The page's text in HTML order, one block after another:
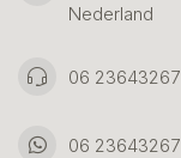
Nederland
06 23643267
06 23643267